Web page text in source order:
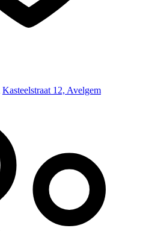
Kasteelstraat 12, Avelgem